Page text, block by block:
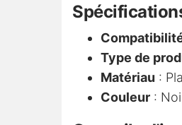
Type de
Matériau :
Couleur :